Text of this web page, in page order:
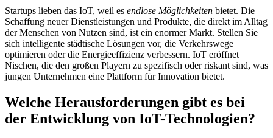
Startups lieben das IoT, weil es endlose Möglichkeiten bietet. Die
Schaffung neuer Dienstleistungen und Produkte, die direkt im Alltag
der Menschen von Nutzen sind, ist ein enormer Markt. Stellen Sie
sich intelligente städtische Lösungen vor, die Verkehrswege
optimieren oder die Energieeffizienz verbessern. IoT eröffnet
Nischen, die den großen Playern zu spezifisch oder riskant sind, was
jungen Unternehmen eine Plattform für Innovation bietet.
Welche Herausforderungen gibt es bei
der Entwicklung von IoT-Technologien?